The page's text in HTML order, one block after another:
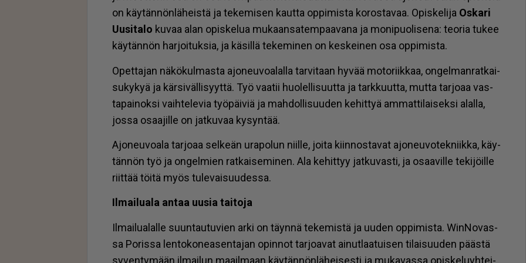
on käy­tän­nön­lä­heis­tä ja te­ke­mi­sen kaut­ta op­pi­mis­ta ko­ros­ta­vaa. Opis­ke­li­ja Os­ka­ri
Uu­si­ta­lo ku­vaa alan opis­ke­lua mu­kaan­sa­tem­paa­va­na ja mo­ni­puo­li­se­na: te­o­ria tu­kee
käy­tän­nön har­joi­tuk­sia, ja kä­sil­lä te­ke­mi­nen on kes­kei­nen osa op­pi­mis­ta.
Opet­ta­jan nä­kö­kul­mas­ta ajo­neu­vo­a­lal­la tar­vi­taan hy­vää mo­to­riik­kaa, on­gel­man­rat­kai­
su­ky­kyä ja kär­si­väl­li­syyt­tä. Työ vaa­tii huo­lel­li­suut­ta ja tark­kuut­ta, mut­ta tar­jo­aa vas­
ta­pai­nok­si vaih­te­le­via työ­päi­viä ja mah­dol­li­suu­den ke­hit­tyä am­mat­ti­lai­sek­si alal­la,
jos­sa osaa­jil­le on jat­ku­vaa ky­syn­tää.
Ajo­neu­vo­a­la tar­jo­aa sel­ke­än ura­po­lun niil­le, joi­ta kiin­nos­ta­vat ajo­neu­vo­tek­niik­ka, käy­
tän­nön työ ja on­gel­mien rat­kai­se­mi­nen. Ala ke­hit­tyy jat­ku­vas­ti, ja osaa­vil­le te­ki­jöil­le
riit­tää töi­tä myös tu­le­vai­suu­des­sa.
Il­mai­lu­a­la an­taa uu­sia tai­to­ja
Il­mai­lu­a­lal­le suun­tau­tu­vien ar­ki on täyn­nä te­ke­mis­tä ja uu­den op­pi­mis­ta. Win­No­vas­
sa Po­ris­sa len­to­ko­ne­a­sen­ta­jan opin­not tar­jo­a­vat ai­nut­laa­tui­sen ti­lai­suu­den pääs­tä
sy­ven­ty­mään il­mai­lun maa­il­maan käy­tän­nön­lä­hei­ses­ti ja mu­ka­vas­sa opis­ke­lu­yh­tei­